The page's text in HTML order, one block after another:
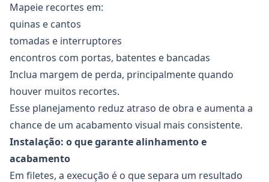
Mapeie recortes em:
quinas e cantos
tomadas e interruptores
encontros com portas, batentes e bancadas
Inclua margem de perda, principalmente quando
houver muitos recortes.
Esse planejamento reduz atraso de obra e aumenta a
chance de um acabamento visual mais consistente.
Instalação: o que garante alinhamento e
acabamento
Em filetes, a execução é o que separa um resultado